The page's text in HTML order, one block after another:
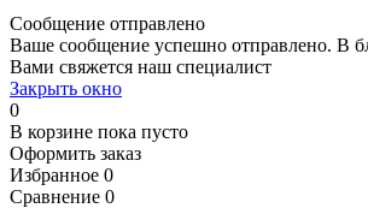
Сообщение отправлено
Ваше сообщение успешно отправлено. В
Вами свяжется наш специалист
Закрыть окно
0
В корзине пока пусто
Оформить заказ
Избранное 0
Сравнение 0